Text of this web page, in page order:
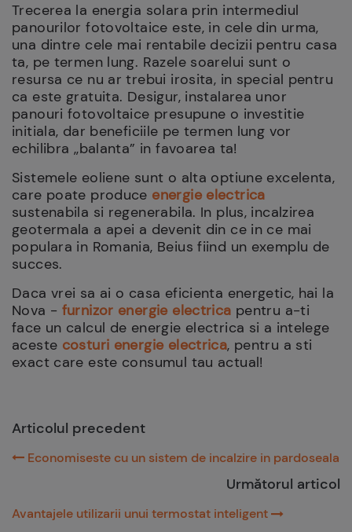
Trecerea la energia solara prin intermediul
panourilor fotovoltaice este, in cele din urma,
una dintre cele mai rentabile decizii pentru casa
ta, pe termen lung. Razele soarelui sunt o
resursa ce nu ar trebui irosita, in special pentru
ca este gratuita. Desigur, instalarea unor
panouri fotovoltaice presupune o investitie
initiala, dar beneficiile pe termen lung vor
echilibra ,,balanta” in favoarea ta!
Sistemele eoliene sunt o alta optiune excelenta,
care poate produce energie electrica
sustenabila si regenerabila. In plus, incalzirea
geotermala a apei a devenit din ce in ce mai
populara in Romania, Beius fiind un exemplu de
succes.
Daca vrei sa ai o casa eficienta energetic, hai la
Nova - furnizor energie electrica pentru a-ti
face un calcul de energie electrica si a intelege
aceste costuri energie electrica, pentru a sti
exact care este consumul tau actual!
Articolul precedent
Economiseste cu un sistem de incalzire in pardoseala
Următorul articol
Avantajele utilizarii unui termostat inteligent